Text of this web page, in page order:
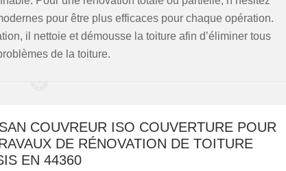
pour être plus efficaces pour chaque opération.
il nettoie et démousse la toiture afin d’éliminer tous
de la toiture.
COUVREUR ISO COUVERTURE POUR
DE RÉNOVATION DE TOITURE
EN 44360